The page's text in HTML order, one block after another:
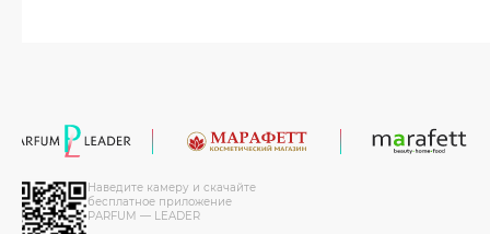
Наведите камеру и скачайте
бесплатное приложение
PARFUM — LEADER